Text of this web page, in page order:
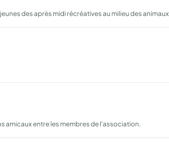
des après midi récréatives au milieu des animaux
amicaux entre les membres de l'association.